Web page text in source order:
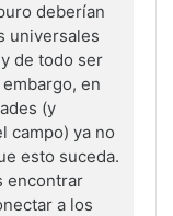
deberían
universales
de todo ser
en
(y
campo) ya no
esto suceda.
encontrar
a los